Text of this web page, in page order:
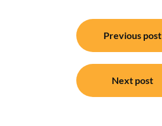
Previous post
Next post